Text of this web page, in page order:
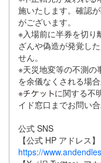
施いたします。確認
がございます。
※入場前に半券を切り
ざんや偽造が発覚した
せん。
※天災地変等の不測の
を余儀なくされる場合
※
に関する不
イド窓口までお問い合
公式 SNS
【公式 HP アドレス】
https://